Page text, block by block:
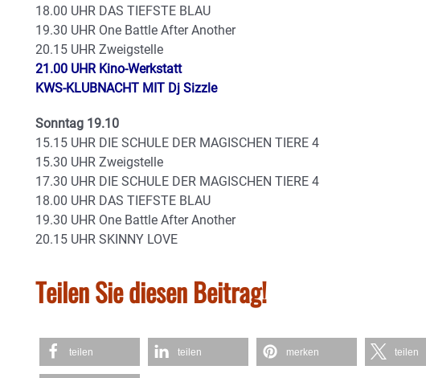
18.00 UHR DAS TIEFSTE BLAU
19.30 UHR One Battle After Another
20.15 UHR Zweigstelle
21.00 UHR Kino-Werkstatt
KWS-KLUBNACHT MIT Dj Sizzle
Sonntag 19.10
15.15 UHR DIE SCHULE DER MAGISCHEN TIERE 4
15.30 UHR Zweigstelle
17.30 UHR DIE SCHULE DER MAGISCHEN TIERE 4
18.00 UHR DAS TIEFSTE BLAU
19.30 UHR One Battle After Another
20.15 UHR SKINNY LOVE
Teilen Sie diesen Beitrag!
teilen teilen merken teilen